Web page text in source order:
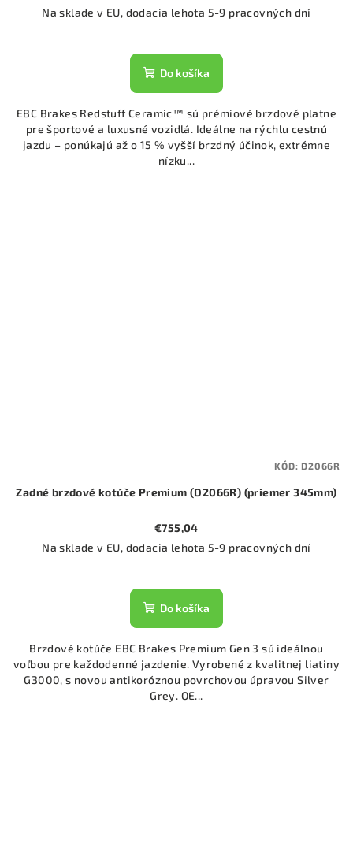
Na sklade v EU, dodacia lehota 5-9 pracovných dní
Do košíka
EBC Brakes Redstuff Ceramic™ sú prémiové brzdové platne
pre športové a luxusné vozidlá. Ideálne na rýchlu cestnú
jazdu – ponúkajú až o 15 % vyšší brzdný účinok, extrémne
nízku...
Zadné brzdové kotúče Premium (D2066R) (priemer 345mm)
€755,04
Na sklade v EU, dodacia lehota 5-9 pracovných dní
Do košíka
Brzdové kotúče EBC Brakes Premium Gen 3 sú ideálnou
voľbou pre každodenné jazdenie. Vyrobené z kvalitnej liatiny
G3000, s novou antikoróznou povrchovou úpravou Silver
Grey. OE...
KÓD:D2066R